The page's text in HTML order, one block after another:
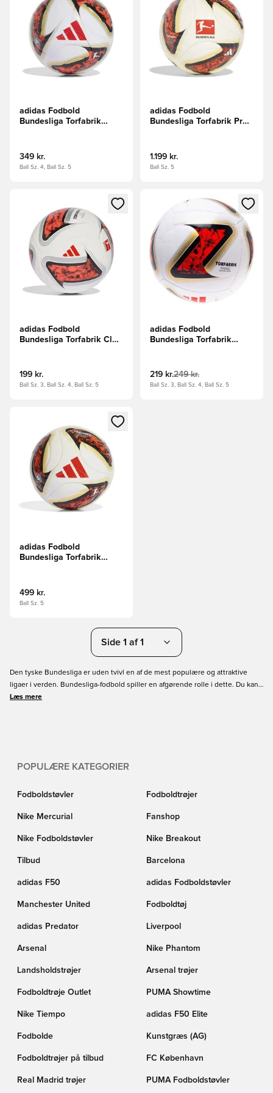
adidas Fodbold
Bundesliga Torfabrik
349 kr.
Ball Sz. 4, Ball Sz. 5
adidas Fodbold
Bundesliga Torfabrik Pro
1.199 kr.
Ball Sz. 5
Åbner en Modal til at logge ind eller tilmelde dig som
adidas Fodbold
Bundesliga Torfabrik Club
199 kr.
Ball Sz. 3, Ball Sz. 4, Ball Sz. 5
Åbner en Modal til at logge
adidas Fodbold
Bundesliga Torfabrik
219 kr.249 kr.
Ball Sz. 3, Ball Sz. 4, Ball Sz. 5
Åbner en Modal til at logge ind eller tilmelde dig som
adidas Fodbold
Bundesliga Torfabrik
499 kr.
Ball Sz. 5
Side 1 af 1
Den tyske Bundesliga er uden tvivl en af de mest populære og attraktive
ligaer i verden. Bundesliga-fodbold spiller en afgørende rolle i dette. Du kan
nu sikre dig den nye Bundesliga-fodbold. På grund af sit unikke design er
Læs mere
POPULÆRE KATEGORIER
Fodboldstøvler Fodboldtrøjer
Nike Mercurial Fanshop
Nike Fodboldstøvler Nike Breakout
Tilbud Barcelona
adidas F50 adidas Fodboldstøvler
Manchester United Fodboldtøj
adidas Predator Liverpool
Arsenal Nike Phantom
Landsholdstrøjer Arsenal trøjer
Fodboldtrøje Outlet PUMA Showtime
Nike Tiempo adidas F50 Elite
Fodbolde Kunstgræs (AG)
Fodboldtrøjer på tilbud FC København
Real Madrid trøjer PUMA Fodboldstøvler